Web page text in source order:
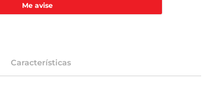
Me avise
Características